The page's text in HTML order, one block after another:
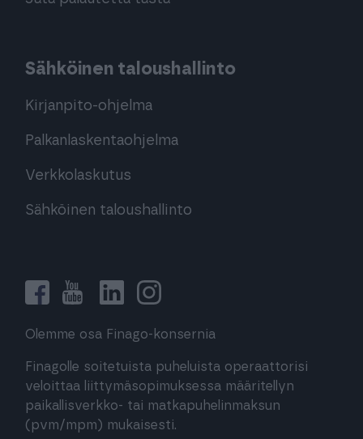
Sähköinen taloushallinto
Kirjanpito-ohjelma
Palkanlaskentaohjelma
Verkkolaskutus
Sähköinen taloushallinto
Olemme osa Finago-konsernia
Finagolle soitetuista puheluista operaattorisi
veloittaa liittymäsopimuksessa määritellyn
paikallisverkko- tai matkapuhelinmaksun
(pvm/mpm) mukaisesti.